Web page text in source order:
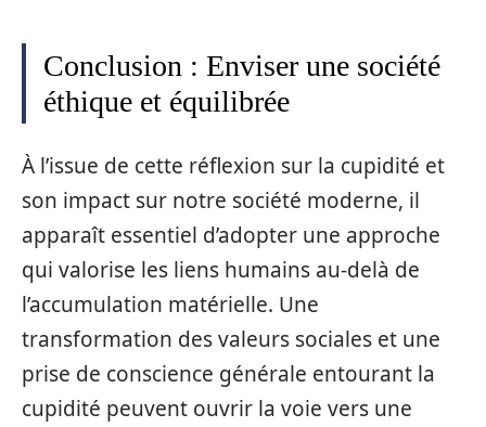
Conclusion : Enviser une société
éthique et équilibrée
À l’issue de cette réflexion sur la cupidité et
son impact sur notre société moderne, il
apparaît essentiel d’adopter une approche
qui valorise les liens humains au-delà de
l’accumulation matérielle. Une
transformation des valeurs sociales et une
prise de conscience générale entourant la
cupidité peuvent ouvrir la voie vers une